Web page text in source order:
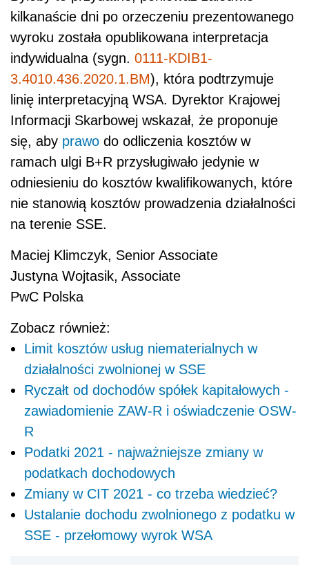
kilkanaście dni po orzeczeniu prezentowanego
wyroku została opublikowana interpretacja
indywidualna (sygn. 0111-KDIB1-
3.4010.436.2020.1.BM), która podtrzymuje
linię interpretacyjną WSA. Dyrektor Krajowej
Informacji Skarbowej wskazał, że proponuje
się, aby prawo do odliczenia kosztów w
ramach ulgi B+R przysługiwało jedynie w
odniesieniu do kosztów kwalifikowanych, które
nie stanowią kosztów prowadzenia działalności
na terenie SSE.
Maciej Klimczyk, Senior Associate
Justyna Wojtasik, Associate
PwC Polska
Zobacz również:
Limit kosztów usług niematerialnych w
działalności zwolnionej w SSE
Ryczałt od dochodów spółek kapitałowych -
zawiadomienie ZAW-R i oświadczenie OSW-
R
Podatki 2021 - najważniejsze zmiany w
podatkach dochodowych
Zmiany w CIT 2021 - co trzeba wiedzieć?
Ustalanie dochodu zwolnionego z podatku w
SSE - przełomowy wyrok WSA